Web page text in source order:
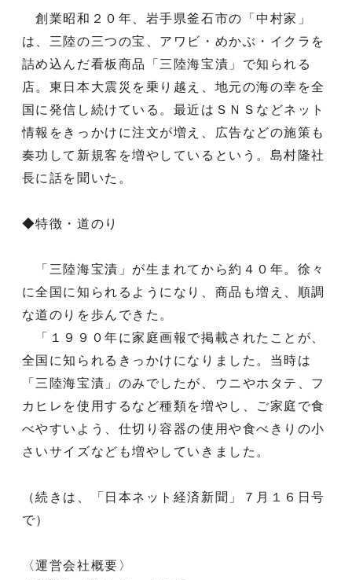
創業昭和２０年、岩手県釜石市の「中村家」
は、三陸の三つの宝、アワビ・めかぶ・イクラを
詰め込んだ看板商品「三陸海宝漬」で知られる
店。東日本大震災を乗り越え、地元の海の幸を全
国に発信し続けている。最近はＳＮＳなどネット
情報をきっかけに注文が増え、広告などの施策も
奏功して新規客を増やしているという。島村隆社
長に話を聞いた。
◆特徴・道のり
「三陸海宝漬」が生まれてから約４０年。徐々
に全国に知られるようになり、商品も増え、順調
な道のりを歩んできた。
「１９９０年に家庭画報で掲載されたことが、
全国に知られるきっかけになりました。当時は
「三陸海宝漬」のみでしたが、ウニやホタテ、フ
カヒレを使用するなど種類を増やし、ご家庭で食
べやすいよう、仕切り容器の使用や食べきりの小
さいサイズなども増やしていきました。
（続きは、「日本ネット経済新聞」７月１６日号
で）
〈運営会社概要〉